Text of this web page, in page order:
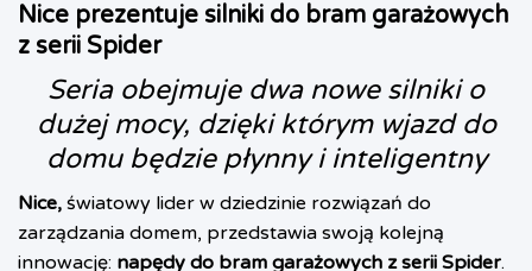
Nice prezentuje silniki do bram garażowych
z serii Spider
Seria obejmuje dwa nowe silniki o
dużej mocy, dzięki którym wjazd do
domu będzie płynny i inteligentny
Nice, światowy lider w dziedzinie rozwiązań do
zarządzania domem, przedstawia swoją kolejną
innowację: napędy do bram garażowych z serii Spider.